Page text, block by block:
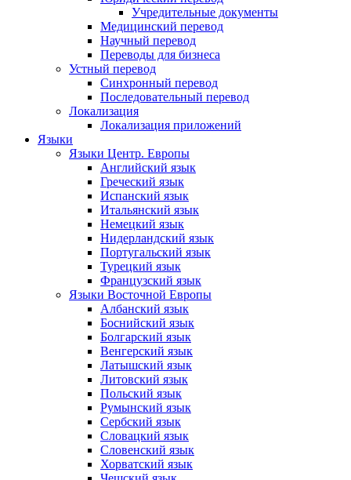
Учредительные документы
Медицинский перевод
Научный перевод
Переводы для бизнеса
Устный перевод
Синхронный перевод
Последовательный перевод
Локализация
Локализация приложений
Языки
Языки Центр. Европы
Английский язык
Греческий язык
Испанский язык
Итальянский язык
Немецкий язык
Нидерландский язык
Португальский язык
Турецкий язык
Французский язык
Языки Восточной Европы
Албанский язык
Боснийский язык
Болгарский язык
Венгерский язык
Латышский язык
Литовский язык
Польский язык
Румынский язык
Сербский язык
Словацкий язык
Словенский язык
Хорватский язык